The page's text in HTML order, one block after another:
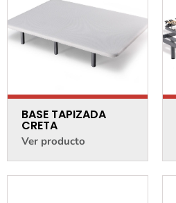
BASE TAPIZADA
CRETA
Ver producto